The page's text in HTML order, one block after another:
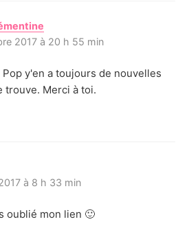
i
2017 à 20 h 55 min
y'en a toujours de nouvelles
trouve. Merci à toi.
à 8 h 33 min
oublié mon lien 🙂